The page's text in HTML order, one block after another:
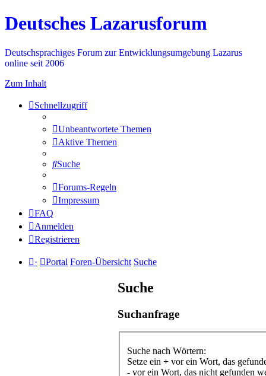
Deutsches Lazarusforum
Deutschsprachiges Forum zur Entwicklungsumgebung Lazarus
online seit 2006
Zum Inhalt
Schnellzugriff
Unbeantwortete Themen
Aktive Themen
Suche
Forums-Regeln
Impressum
FAQ
Anmelden
Registrieren
· Portal Foren-Übersicht Suche
Suche
Suchanfrage
Suche nach Wörtern:
Setze ein + vor ein Wort, das
- vor ein Wort, das nicht gefunden